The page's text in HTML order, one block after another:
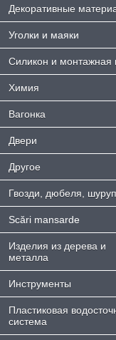
Декоративные
Уголки и маяки
Силикон и монтажная
Химия
Bагонка
Двери
Другое
Гвозди, дюбеля,
Scări mansarde
Изделия из дерева и
металла
Инструменты
Пластиковая
система